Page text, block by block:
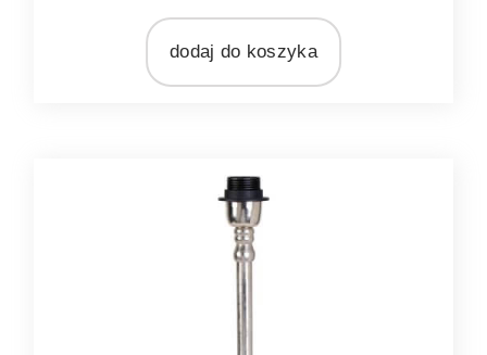
dodaj do koszyka